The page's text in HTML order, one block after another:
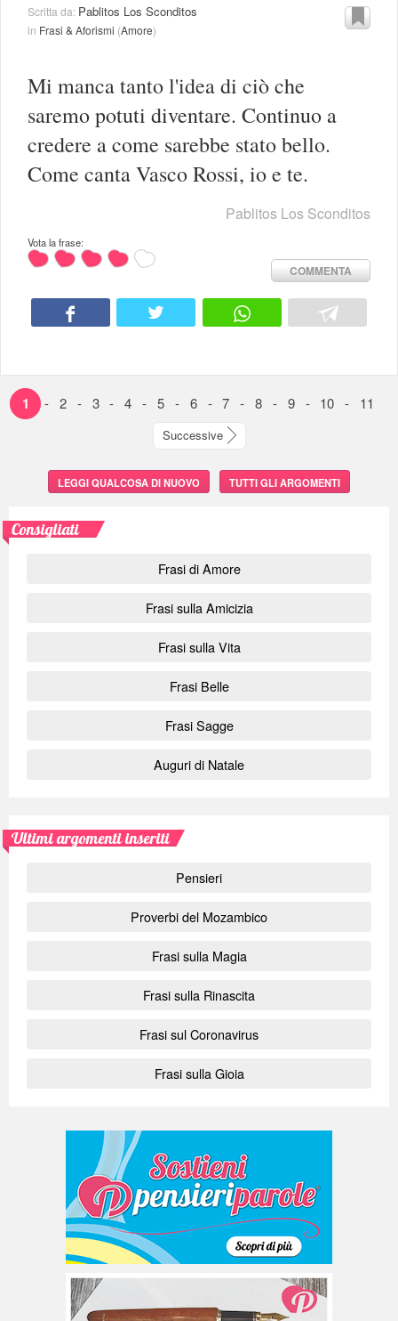
Scritta da: Pablitos Los Sconditos
in Frasi & Aforismi (Amore)
Mi manca tanto l'idea di ciò che
saremo potuti diventare. Continuo a
credere a come sarebbe stato bello.
Come canta Vasco Rossi, io e te.
Pablitos Los Sconditos
Vota la frase:
COMMENTA
1 - 2 - 3 - 4 - 5 - 6 - 7 - 8 - 9 - 10 - 11
Successive
LEGGI QUALCOSA DI NUOVO TUTTI GLI ARGOMENTI
Consigliati
Frasi di Amore
Frasi sulla Amicizia
Frasi sulla Vita
Frasi Belle
Frasi Sagge
Auguri di Natale
Ultimi argomenti inseriti
Pensieri
Proverbi del Mozambico
Frasi sulla Magia
Frasi sulla Rinascita
Frasi sul Coronavirus
Frasi sulla Gioia